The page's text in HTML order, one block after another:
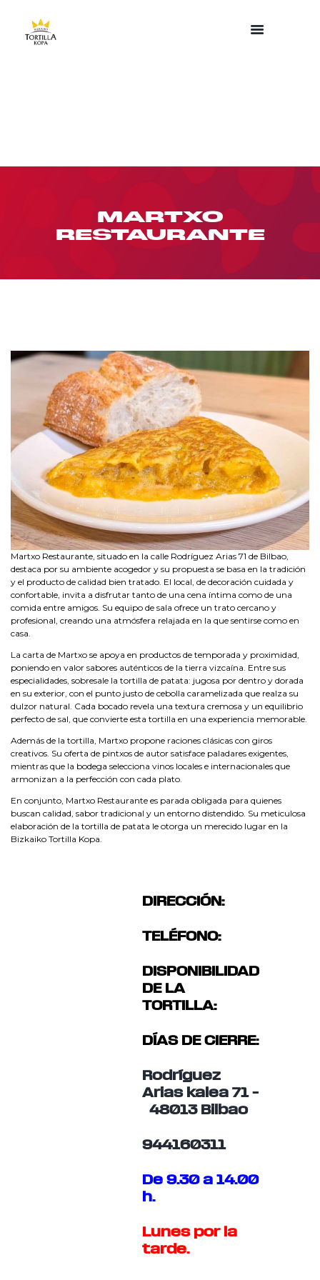
MARTXO
RESTAURANTE
Martxo Restaurante, situado en la calle Rodríguez Arias 71 de Bilbao,
destaca por su ambiente acogedor y su propuesta se basa en la tradición
y el producto de calidad bien tratado. El local, de decoración cuidada y
confortable, invita a disfrutar tanto de una cena íntima como de una
comida entre amigos. Su equipo de sala ofrece un trato cercano y
profesional, creando una atmósfera relajada en la que sentirse como en
casa.
La carta de Martxo se apoya en productos de temporada y proximidad,
poniendo en valor sabores auténticos de la tierra vizcaína. Entre sus
especialidades, sobresale la tortilla de patata: jugosa por dentro y dorada
en su exterior, con el punto justo de cebolla caramelizada que realza su
dulzor natural. Cada bocado revela una textura cremosa y un equilibrio
perfecto de sal, que convierte esta tortilla en una experiencia memorable.
Además de la tortilla, Martxo propone raciones clásicas con giros
creativos. Su oferta de pintxos de autor satisface paladares exigentes,
mientras que la bodega selecciona vinos locales e internacionales que
armonizan a la perfección con cada plato.
En conjunto, Martxo Restaurante es parada obligada para quienes
buscan calidad, sabor tradicional y un entorno distendido. Su meticulosa
elaboración de la tortilla de patata le otorga un merecido lugar en la
Bizkaiko Tortilla Kopa.
DIRECCIÓN:
TELÉFONO:
DISPONIBILIDAD
DE LA
TORTILLA:
DÍAS DE CIERRE:
Rodríguez
Arias kalea 71 –
48013 Bilbao
944160311
De 9.30 a 14.00
h.
Lunes por la
tarde.